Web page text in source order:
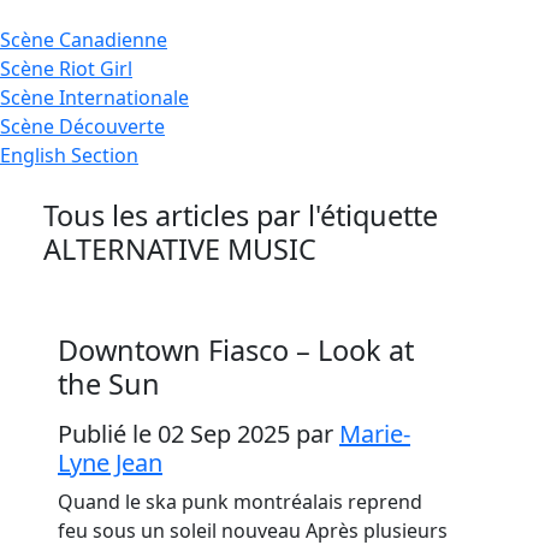
Scène Canadienne
Scène Riot Girl
ScèneInternationale
Scène Découverte
English Section
Tous les articles par l'étiquette
ALTERNATIVE MUSIC
Downtown Fiasco – Look at
the Sun
Publié le 02 Sep 2025 par Marie-
Lyne Jean
Quand le ska punk montréalais reprend
feu sous un soleil nouveau Après plusieurs